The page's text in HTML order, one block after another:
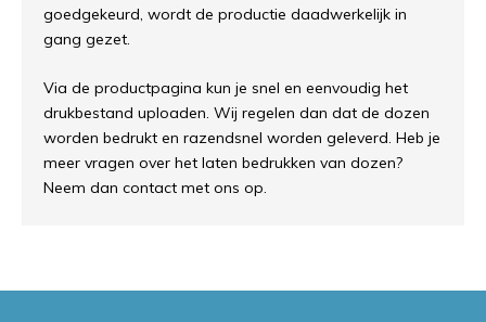
goedgekeurd, wordt de productie daadwerkelijk in
gang gezet.
Via de productpagina kun je snel en eenvoudig het
drukbestand uploaden. Wij regelen dan dat de dozen
worden bedrukt en razendsnel worden geleverd. Heb je
meer vragen over het laten bedrukken van dozen?
Neem dan contact met ons op.